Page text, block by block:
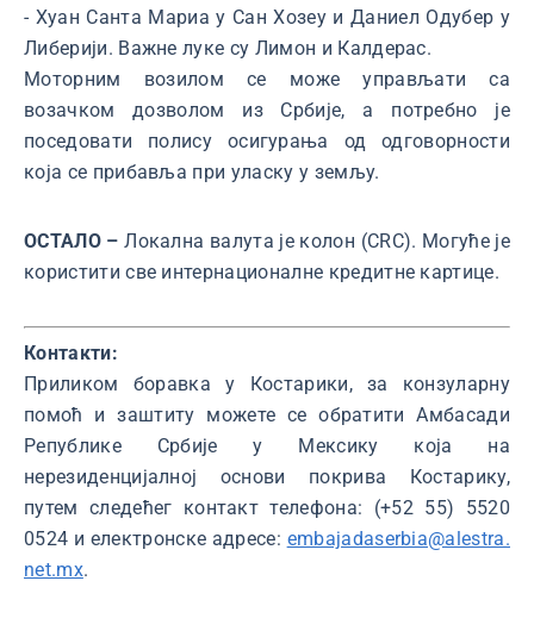
- Хуан Санта Мариа у Сан Хозеу и Даниел Одубер у
Либерији. Важне луке су Лимон и Калдерас.
Моторним возилом се може управљати са
возачком дозволом из Србије, а потребно је
поседовати полису осигурања од одговорности
која се прибавља при уласку у земљу.
ОСТАЛО – Локална валута је колон (CRC). Могуће је
користити све интернационалне кредитне картице.
Контакти:
Приликом боравка у Костарики, за конзуларну
помоћ и заштиту можете се обратити Амбасади
Републике Србије у Мексику која на
нерезиденцијалној основи покрива Костарику,
путем следећег контакт телефона: (+52 55) 5520
0524 и електронске адресе: embajadaserbia@alestra.
net.mx.